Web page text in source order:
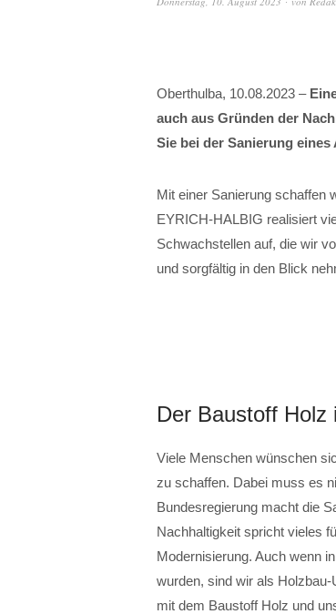
Oberthulba, 10.08.2023 –
auch aus Gründen der
Sie bei der Sanierung
Mit einer Sanierung schaffen
EYRICH-HALBIG realisiert
Schwachstellen auf, die wir
und sorgfältig in den Blick
Der Baustoff Holz
Viele Menschen wünschen
zu schaffen. Dabei muss es
Bundesregierung macht die
Nachhaltigkeit spricht vieles
Modernisierung. Auch wenn
wurden, sind wir als
mit dem Baustoff Holz und